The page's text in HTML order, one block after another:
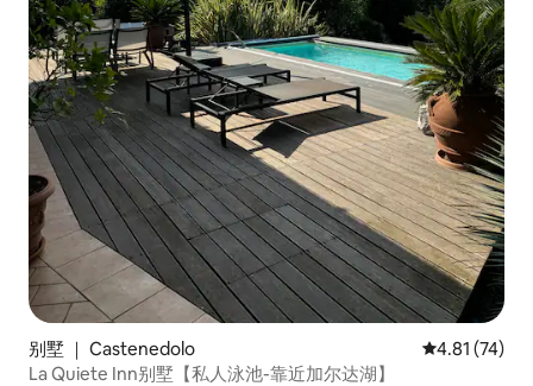
别墅 ｜ Castenedolo 平均评分
4.81 (74)
La Quiete Inn别墅【私人泳池-靠近加尔达湖】